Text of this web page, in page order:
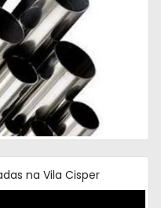
na Vila Cisper